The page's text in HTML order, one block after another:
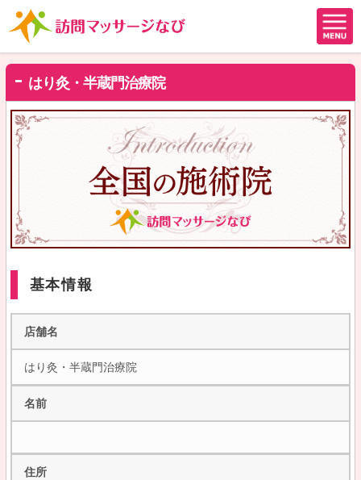
はり灸・半蔵門治療院
基本情報
店舗名
はり灸・半蔵門治療院
名前
住所